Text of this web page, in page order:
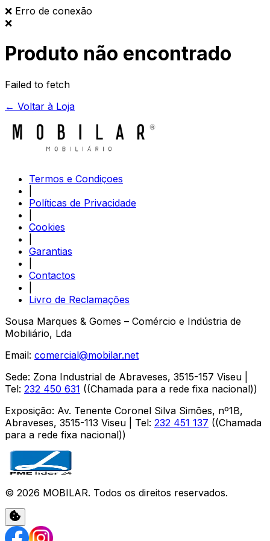
❌ Erro de conexão
❌
Produto não encontrado
Failed to fetch
← Voltar à Loja
Termos e Condiçoes
Políticas de Privacidade
Cookies
Garantias
Contactos
Livro de Reclamações
Sousa Marques & Gomes – Comércio e Indústria de
Mobiliário, Lda
Email: comercial@mobilar.net
Sede: Zona Industrial de Abraveses, 3515-157 Viseu
Tel: 232 450 631 ((Chamada para a rede fixa nacional))
Exposição: Av. Tenente Coronel Silva Simões, nº1B,
Abraveses, 3515-113 Viseu | Tel: 232 451 137 ((Chamada
para a rede fixa nacional))
© 2026 MOBILAR. Todos os direitos reservados.